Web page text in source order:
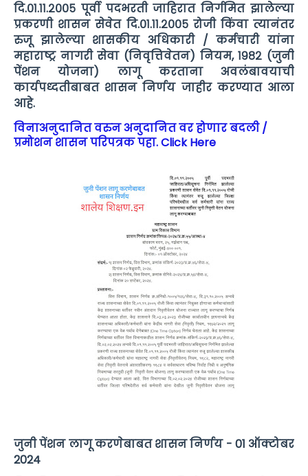
दि.०१.११.२००५ पूर्वी पदभरती जाहिरात निर्गमित झालेल्या
प्रकरणी शासन सेवेत दि.०१.११.२००५ रोजी किंवा त्यानंतर
रुजू झालेल्या शासकीय अधिकारी / कर्मचारी यांना
महाराष्ट्र नागरी सेवा (निवृत्तिवेतन) नियम, १९८२ (जुनी
पेंशन योजना) लागू करताना अवलंबावयाची
कार्यपध्दतीबाबत शासन निर्णय जाहीर करण्यात आला
आहे.
विनाअनुदानित वरुन अनुदानित वर होणार बदली /
प्रमोशन शासन परिपत्रक पहा. Click Here
जुनी पेंशन लागू करणेबाबत शासन निर्णय - 01 ऑक्टोबर
2024